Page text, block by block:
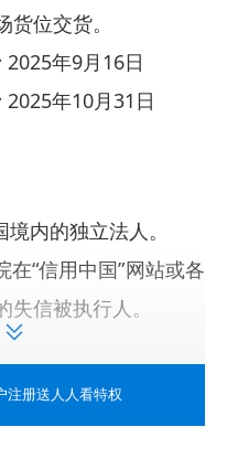
位交货。
2025年9月16日
2025年10月31日
内的独立法人。
“信用中国”网站或各
信被执行人。
响应预告，登录电子
注册送人人看特权